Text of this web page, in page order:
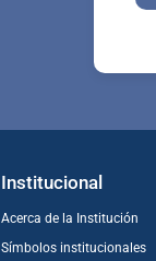
Institucional
Acerca de la Institución
Símbolos institucionales